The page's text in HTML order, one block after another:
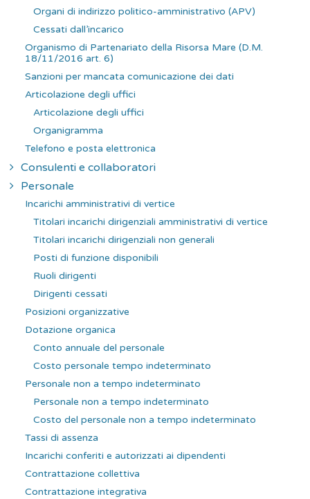
Organi di indirizzo politico-amministrativo (APV)
Cessati dall’incarico
Organismo di Partenariato della Risorsa Mare (D.M.
18/11/2016 art. 6)
Sanzioni per mancata comunicazione dei dati
Articolazione degli uffici
Articolazione degli uffici
Organigramma
Telefono e posta elettronica
Consulenti e collaboratori
Personale
Incarichi amministrativi di vertice
Titolari incarichi dirigenziali amministrativi di vertice
Titolari incarichi dirigenziali non generali
Posti di funzione disponibili
Ruoli dirigenti
Dirigenti cessati
Posizioni organizzative
Dotazione organica
Conto annuale del personale
Costo personale tempo indeterminato
Personale non a tempo indeterminato
Personale non a tempo indeterminato
Costo del personale non a tempo indeterminato
Tassi di assenza
Incarichi conferiti e autorizzati ai dipendenti
Contrattazione collettiva
Contrattazione integrativa